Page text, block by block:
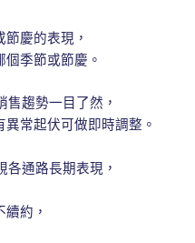
慶的表現，
季節或節慶。
售趨勢一目了然，
常起伏可做即時調整。
各通路長期表現，
約，